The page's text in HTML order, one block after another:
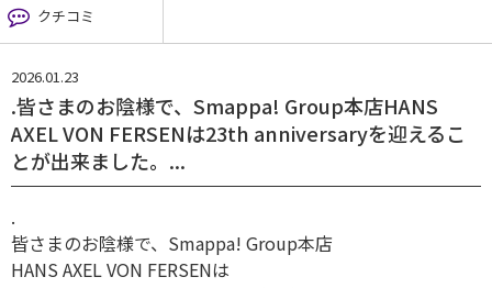
クチコミ
2026.01.23
.皆さまのお陰様で、Smappa! Group本店HANS
AXEL VON FERSENは23th anniversaryを迎えるこ
とが出来ました。...
.
皆さまのお陰様で、Smappa! Group本店
HANS AXEL VON FERSENは